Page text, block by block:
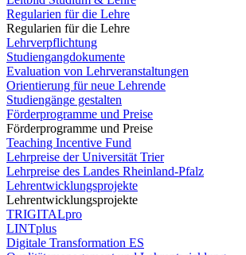
Regularien für die Lehre
Regularien für die Lehre
Lehrverpflichtung
Studiengangdokumente
Evaluation von Lehrveranstaltungen
Orientierung für neue Lehrende
Studiengänge gestalten
Förderprogramme und Preise
Förderprogramme und Preise
Teaching Incentive Fund
Lehrpreise der Universität Trier
Lehrpreise des Landes Rheinland-Pfalz
Lehrentwicklungsprojekte
Lehrentwicklungsprojekte
TRIGITALpro
LINTplus
Digitale Transformation ES